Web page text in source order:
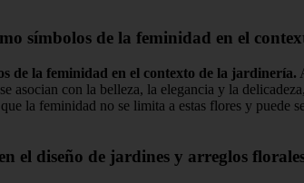
símbolos de la feminidad en el
de la feminidad en el contexto de la jardinería.
asocian con la belleza, la elegancia y la
la feminidad no se limita a estas flores y puede
el diseño de jardines y arreglos